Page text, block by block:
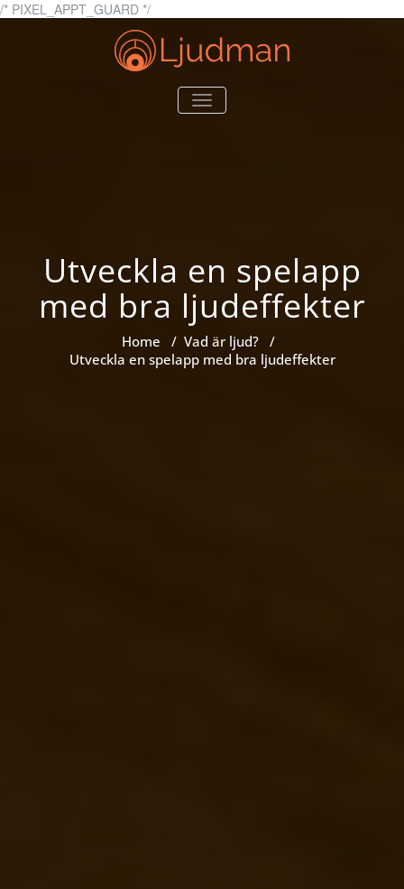
/* PIXEL_APPT_GUARD */Skip
content
Ljudman.se Allt du behöver veta om
TOGGLE
NAVIGATION
Utveckla en spelapp
med bra ljudeffekter
Home / Vad är ljud? /
Utveckla en spelapp med bra ljudeffekter